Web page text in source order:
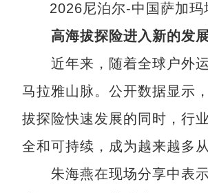
2026尼泊尔-中国萨加玛
高海拔探险进入新的发
近年来，随着全球户外运
马拉雅山脉。公开数据显示
拔探险快速发展的同时，行
全和可持续，成为越来越多
朱海燕在现场分享中表示